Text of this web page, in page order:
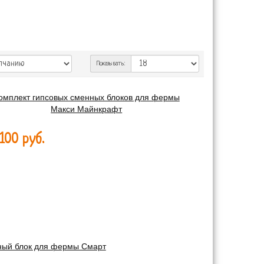
Показывать:
гипсовых сменных блоков для фермы
Макси Майнкрафт
100 руб.
блок для фермы Смарт